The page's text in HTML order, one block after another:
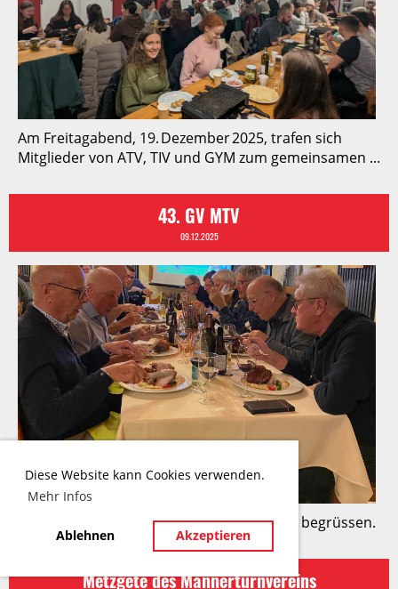
Diese Website kann Cookies verwenden.
Mehr Infos
Ablehnen Akzeptieren
Am Freitagabend, 19. Dezember 2025, trafen sich
Mitglieder von ATV, TIV und GYM zum gemeinsamen ...
43. GV MTV
09.12.2025
Der MTV durfte an der GV 10 neue Turner begrüssen.
Metzgete des Männerturnvereins